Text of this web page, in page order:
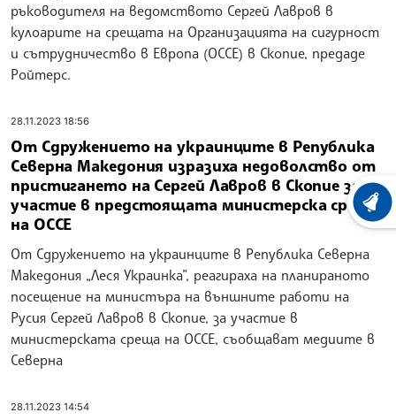
ръководителя на ведомството Сергей Лавров в
кулоарите на срещата на Организацията на сигурност
и сътрудничество в Европа (ОССЕ) в Скопие, предаде
Ройтерс.
28.11.2023 18:56
От Сдружението на украинците в Република
Северна Македония изразиха недоволство от
пристигането на Сергей Лавров в Скопие за
участие в предстоящата министерска среща
на ОССЕ
От Сдружението на украинците в Република Северна
Македония „Леся Украинка”, реагираха на планираното
посещение на министъра на външните работи на
Русия Сергей Лавров в Скопие, за участие в
министерската среща на ОССЕ, съобщават медиите в
Северна
28.11.2023 14:54